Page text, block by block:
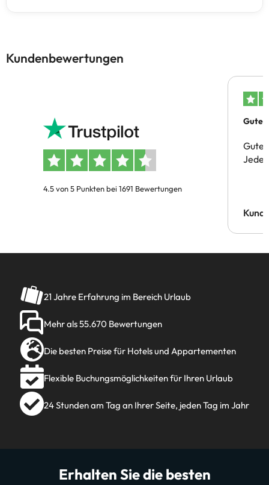
Kundenbewertungen
4.5 von 5 Punkten bei 1691 Bewertungen
Gutes
Gute
21 Jahre Erfahrung im Bereich Urlaub
Mehr als 55.670 Bewertungen
Die besten Preise für Hotels und Appartementen
Flexible Buchungsmöglichkeiten für Ihren Urlaub
24 Stunden am Tag an Ihrer Seite, jeden Tag im Jahr
Erhalten Sie die besten